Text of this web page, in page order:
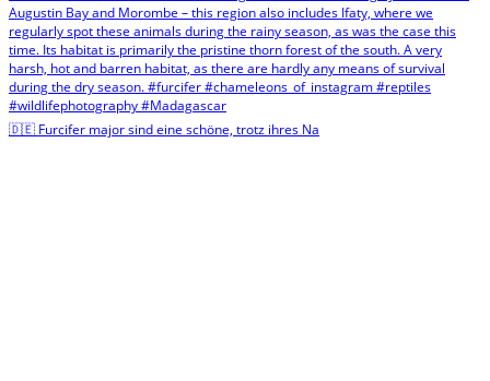
🇩🇪 Furcifer major sind eine schöne, trotz ihres Na